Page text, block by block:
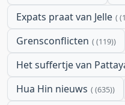
Expats praat van Jelle
Grensconflicten (119)
Het suffertje van
Hua Hin nieuws (635)